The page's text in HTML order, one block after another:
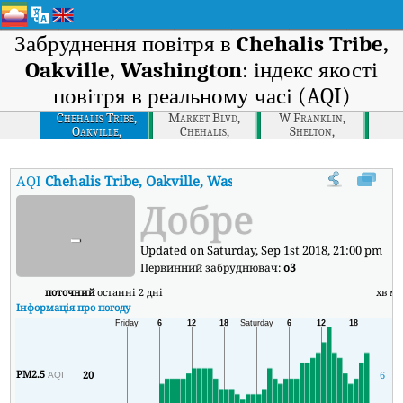
Забруднення повітря в Chehalis Tribe,
Oakville, Washington: індекс якості
повітря в реальному часі (AQI)
Chehalis Tribe,
Oakville,
Washington
Market Blvd,
Chehalis,
Washington
W Franklin,
Shelton,
Washington
AQIChehalis Tribe, Oakville, Washington Індекс якості
- Добре
Updated on Saturday, Sep 1st 2018, 21:00 pm
Первинний забруднювач:o3
поточнийостанні 2 дні хв
Інформація про погоду
PM2.5AQI 20 6